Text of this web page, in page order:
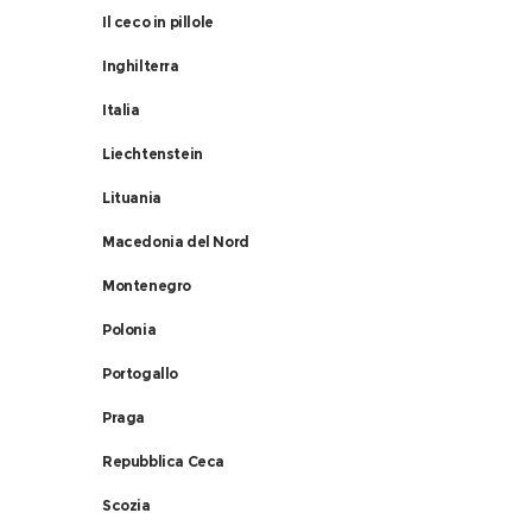
Il ceco in pillole
Inghilterra
Italia
Liechtenstein
Lituania
Macedonia del Nord
Montenegro
Polonia
Portogallo
Praga
Repubblica Ceca
Scozia